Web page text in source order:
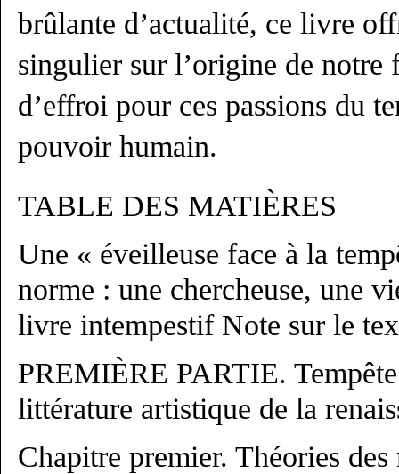
brûlante d’actualité, ce livre
singulier sur l’origine de notre
d’effroi pour ces passions du
pouvoir humain.
TABLE DES MATIÈRES
Une « éveilleuse face à la
norme : une chercheuse, une
livre intempestif Note sur le
PREMIÈRE PARTIE.
littérature artistique de la
Chapitre premier. Théories des